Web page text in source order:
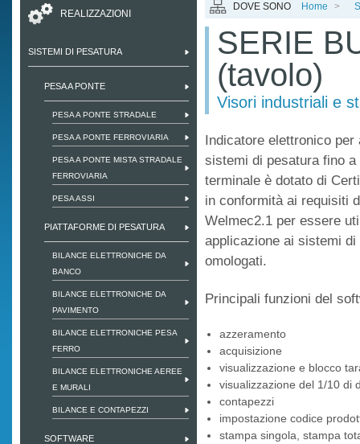
REALIZZAZIONI
SISTEMI DI PESATURA
PESA A PONTE
PESA A PONTE STRADALE
PESA A PONTE FERROVIARIA
PESA A PONTE MISTA STRADALE
FERROVIARIA
PESA ASSI
PIATTAFORME DI PESATURA
BILANCE ELETTRONICHE DA
BANCO
BILANCE ELETTRONICHE DA
PAVIMENTO
BILANCE ELETTRONICHE PESA
FERRO
BILANCE ELETTRONICHE AEREE
E MURALI
BILANCE E CONTAPEZZI
SOFTWARE
DOVE SONO Home >
SERIE
(tavolo)
Visori industriali e
Indicatore elettronico
sistemi di pesatura fino
terminale è dotato di
in conformità ai requisiti
Welmec2.1 per essere
applicazione ai sistemi
omologati.
Principali funzioni del
azzeramento
acquisizione
visualizzazione e blocco
visualizzazione del 1/10 di
contapezzi
impostazione codice
stampa singola, stampa